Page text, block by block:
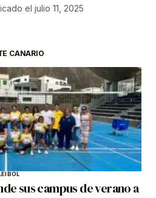
el julio 11, 2025
CANARIO
sus campus de verano a